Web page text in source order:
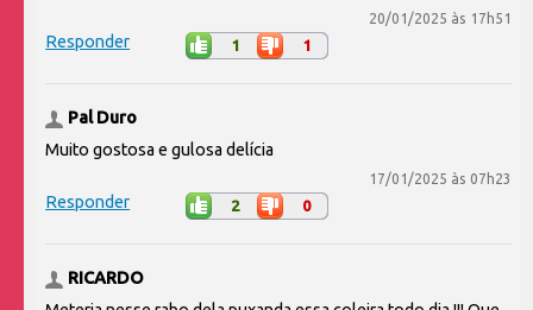
20/01/2025 às 17h51
Responder 1 1
Pal Duro
Muito gostosa e gulosa delícia
17/01/2025 às 07h23
Responder 2 0
RICARDO